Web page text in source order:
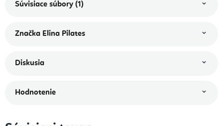
Súvisiace súbory (1)
Značka Elina Pilates
Diskusia
Hodnotenie